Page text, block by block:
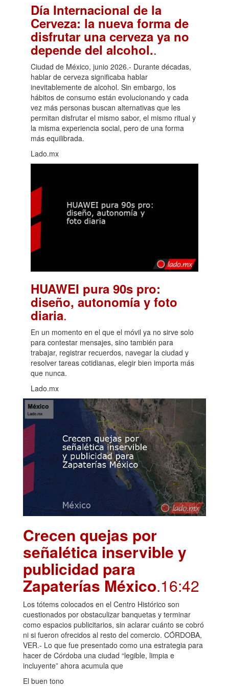
Día Internacional de la
Cerveza: la nueva forma de
disfrutar una cerveza ya no
depende del alcohol..
Ciudad de México, junio 2026.- Durante décadas,
hablar de cerveza significaba hablar
inevitablemente de alcohol. Sin embargo, los
hábitos de consumo están evolucionando y cada
vez más personas buscan alternativas que les
permitan disfrutar el mismo sabor, el mismo ritual y
la misma experiencia social, pero de una forma
más equilibrada.
Lado.mx
HUAWEI pura 90s pro:
diseño, autonomía y foto
diaria.
En un momento en el que el móvil ya no sirve solo
para contestar mensajes, sino también para
trabajar, registrar recuerdos, navegar la ciudad y
resolver tareas cotidianas, elegir bien importa más
que nunca.
Lado.mx
Crecen quejas por
señalética inservible y
publicidad para
Zapaterías México.16:42
Los tótems colocados en el Centro Histórico son
cuestionados por obstaculizar banquetas y terminar
como espacios publicitarios, sin aclarar cuánto se cobró
ni si fueron ofrecidos al resto del comercio. CÓRDOBA,
VER.- Lo que fue presentado como una estrategia para
hacer de Córdoba una ciudad “legible, limpia e
incluyente” ahora acumula que
El buen tono